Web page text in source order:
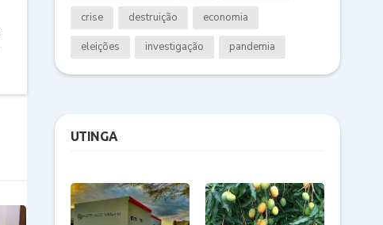
crise destruição economia
eleições investigação pandemia
UTINGA